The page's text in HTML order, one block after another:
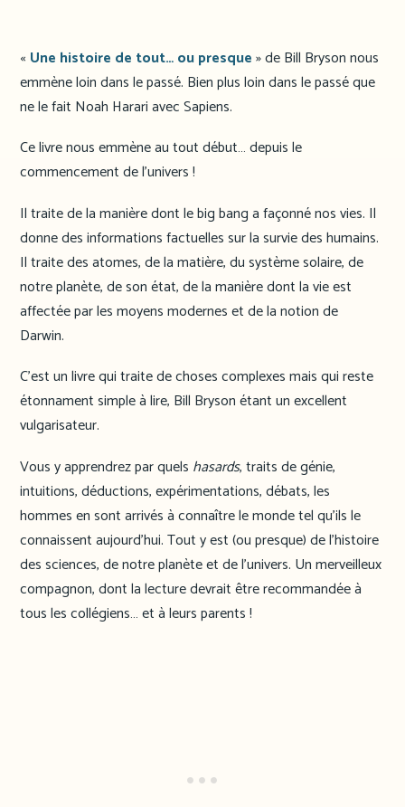
« Une histoire de tout… ou presque» de Bill Bryson nous
emmène loin dans le passé. Bien plus loin dans le passé que
ne le fait Noah Harari avec Sapiens.
Ce livre nous emmène au tout début… depuis le
commencement de l’univers !
Il traite de la manière dont le big bang a façonné nos vies. Il
donne des informations factuelles sur la survie des humains.
Il traite des atomes, de la matière, du système solaire, de
notre planète, de son état, de la manière dont la vie est
affectée par les moyens modernes et de la notion de
Darwin.
C’est un livre qui traite de choses complexes mais qui reste
étonnament simple à lire, Bill Bryson étant un excellent
vulgarisateur.
Vous y apprendrez par quels hasards, traits de génie,
intuitions, déductions, expérimentations, débats, les
hommes en sont arrivés à connaître le monde tel qu’ils le
connaissent aujourd’hui. Tout y est (ou presque) de l’histoire
des sciences, de notre planète et de l’univers. Un merveilleux
compagnon, dont la lecture devrait être recommandée à
tous les collégiens… et à leurs parents !